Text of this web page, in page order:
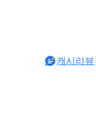
캐시리뷰